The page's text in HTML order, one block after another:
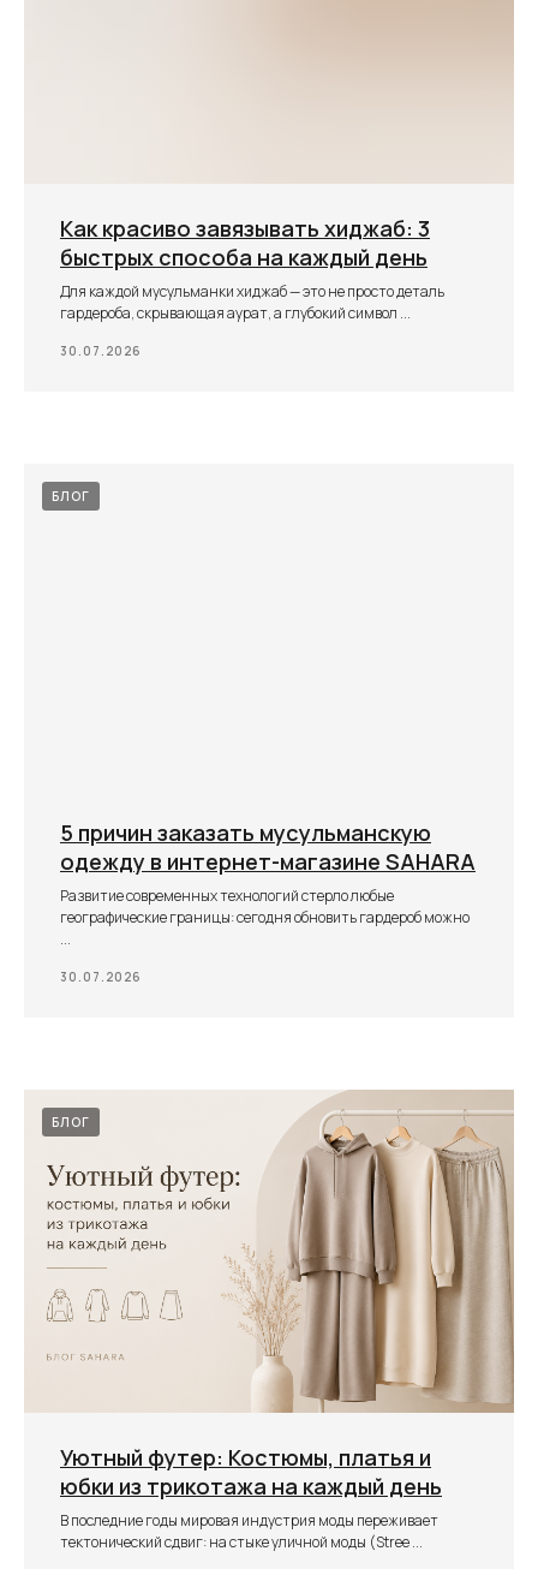
Как красиво завязывать хиджаб: 3
быстрых способа на каждый день
Для каждой мусульманки хиджаб — это не просто деталь
гардероба, скрывающая аурат, а глубокий символ ...
30.07.2026
БЛОГ
5 причин заказать мусульманскую
одежду в интернет-магазине SAHARA
Развитие современных технологий стерло любые
географические границы: сегодня обновить гардероб можно
...
30.07.2026
БЛОГ
Уютный футер: Костюмы, платья и
юбки из трикотажа на каждый день
В последние годы мировая индустрия моды переживает
тектонический сдвиг: на стыке уличной моды (Stree ...